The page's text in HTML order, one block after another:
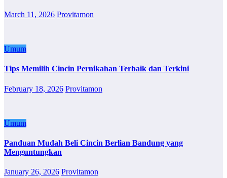
March 11, 2026 Provitamon
Umum
Tips Memilih Cincin Pernikahan Terbaik dan Terkini
February 18, 2026 Provitamon
Umum
Panduan Mudah Beli Cincin Berlian Bandung yang
Menguntungkan
January 26, 2026 Provitamon